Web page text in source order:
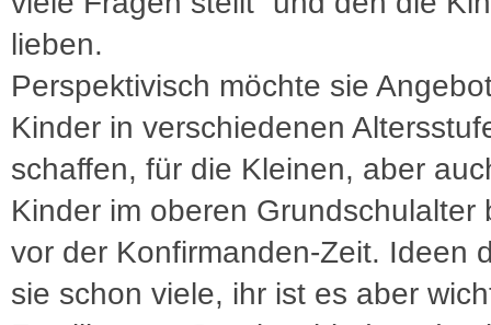
lieben.
Perspektivisch möchte sie
Kinder in verschiedenen
schaffen, für die Kleinen, aber
Kinder im oberen Grundschulalter
vor der Konfirmanden-Zeit. Ideen
sie schon viele, ihr ist es aber